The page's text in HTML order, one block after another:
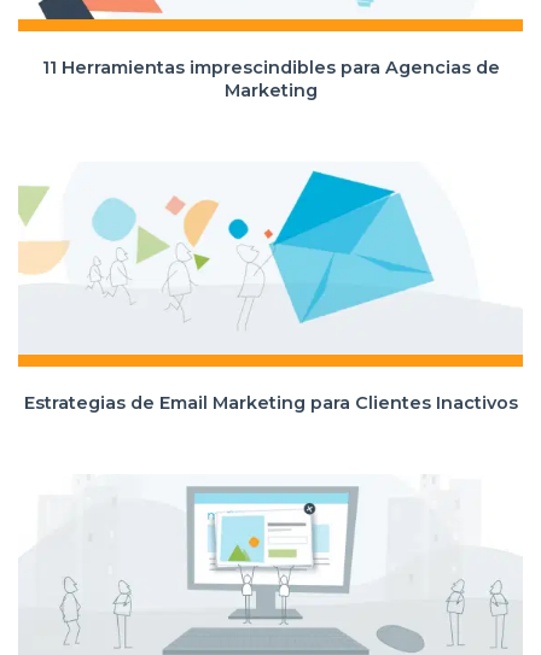
11 Herramientas imprescindibles para Agencias de
Marketing
Estrategias de Email Marketing para Clientes Inactivos